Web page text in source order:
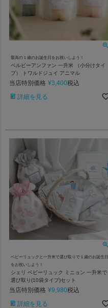
最高の１歳のお誕生日をお祝いしよう！
ベルビーアンファン 一升米 （小分けタイ
プ） トワルドジュイ アニマル
当店特別価格 ¥3,400税込
詳細を見る
ベビーリュックと一升米で選び取りで１歳のお誕生日
をお祝いしよう！
シェリ ベビーリュック ミニョン 一升米で
選び取り(10袋タイプ)セット
当店特別価格 ¥9,980税込
詳細を見る